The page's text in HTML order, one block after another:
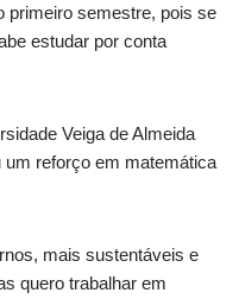
primeiro semestre, pois se
estudar por conta
Veiga de Almeida
reforço em matemática
mais sustentáveis e
quero trabalhar em